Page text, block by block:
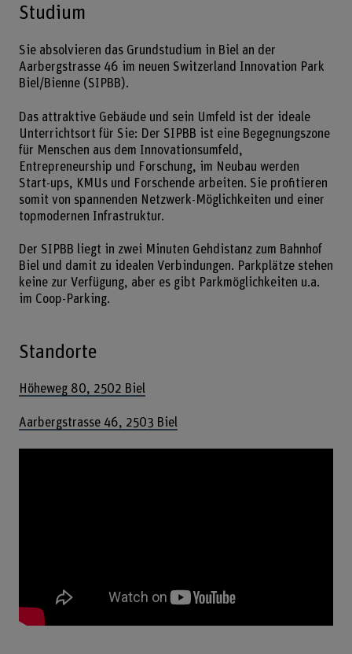
Studium
Sie absolvieren das Grundstudium in Biel an der
Aarbergstrasse 46 im neuen Switzerland Innovation Park
Biel/Bienne (SIPBB).
Das attraktive Gebäude und sein Umfeld ist der ideale
Unterrichtsort für Sie: Der SIPBB ist eine Begegnungszone
für Menschen aus dem Innovationsumfeld,
Entrepreneurship und Forschung, im Neubau werden
Start-ups, KMUs und Forschende arbeiten. Sie profitieren
somit von spannenden Netzwerk-Möglichkeiten und einer
topmodernen Infrastruktur.
Der SIPBB liegt in zwei Minuten Gehdistanz zum Bahnhof
Biel und damit zu idealen Verbindungen. Parkplätze stehen
keine zur Verfügung, aber es gibt Parkmöglichkeiten u.a.
im Coop-Parking.
Standorte
Höheweg 80, 2502 Biel
Aarbergstrasse 46, 2503 Biel